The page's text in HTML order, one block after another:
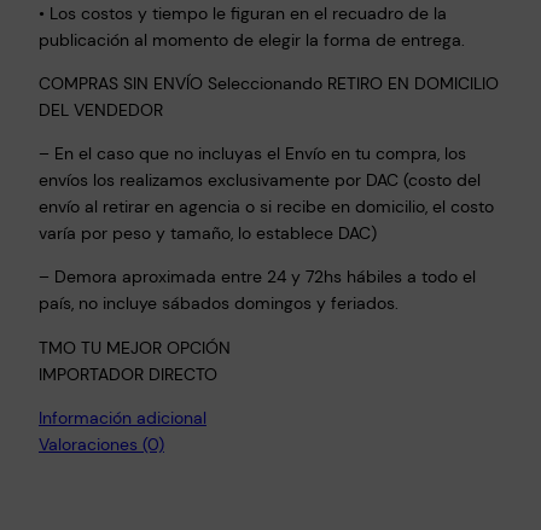
• Los costos y tiempo le figuran en el recuadro de la
publicación al momento de elegir la forma de entrega.
COMPRAS SIN ENVÍO Seleccionando RETIRO EN DOMICILIO
DEL VENDEDOR
– En el caso que no incluyas el Envío en tu compra, los
envíos los realizamos exclusivamente por DAC (costo del
envío al retirar en agencia o si recibe en domicilio, el costo
varía por peso y tamaño, lo establece DAC)
– Demora aproximada entre 24 y 72hs hábiles a todo el
país, no incluye sábados domingos y feriados.
TMO TU MEJOR OPCIÓN
IMPORTADOR DIRECTO
Información adicional
Valoraciones (0)